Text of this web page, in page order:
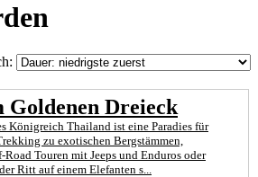
Goldenen Dreieck
Königreich Thailand ist eine Paradies für
zu exotischen Bergstämmen,
Road Touren mit Jeeps und Enduros oder
Ritt auf einem Elefanten s...